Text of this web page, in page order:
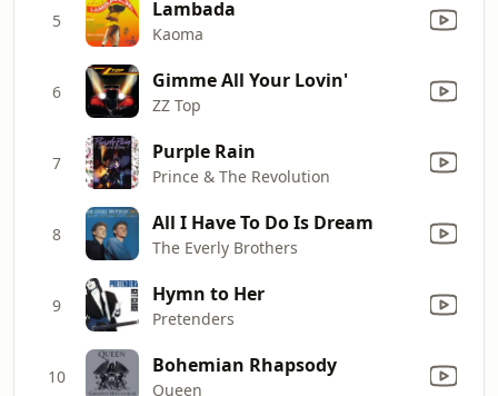
5 Lambada
Kaoma
6 Gimme All Your Lovin'
ZZ Top
7 Purple Rain
Prince & The Revolution
8 All I Have To Do Is Dream
The Everly Brothers
9 Hymn to Her
Pretenders
10 Bohemian Rhapsody
Queen